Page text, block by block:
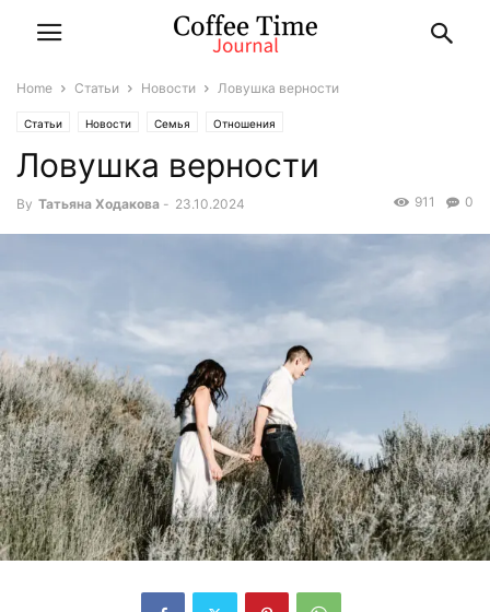
Home Статьи Новости Ловушка верности
Статьи Новости Семья Отношения
Ловушка верности
By Татьяна Ходакова - 23.10.2024 0
911